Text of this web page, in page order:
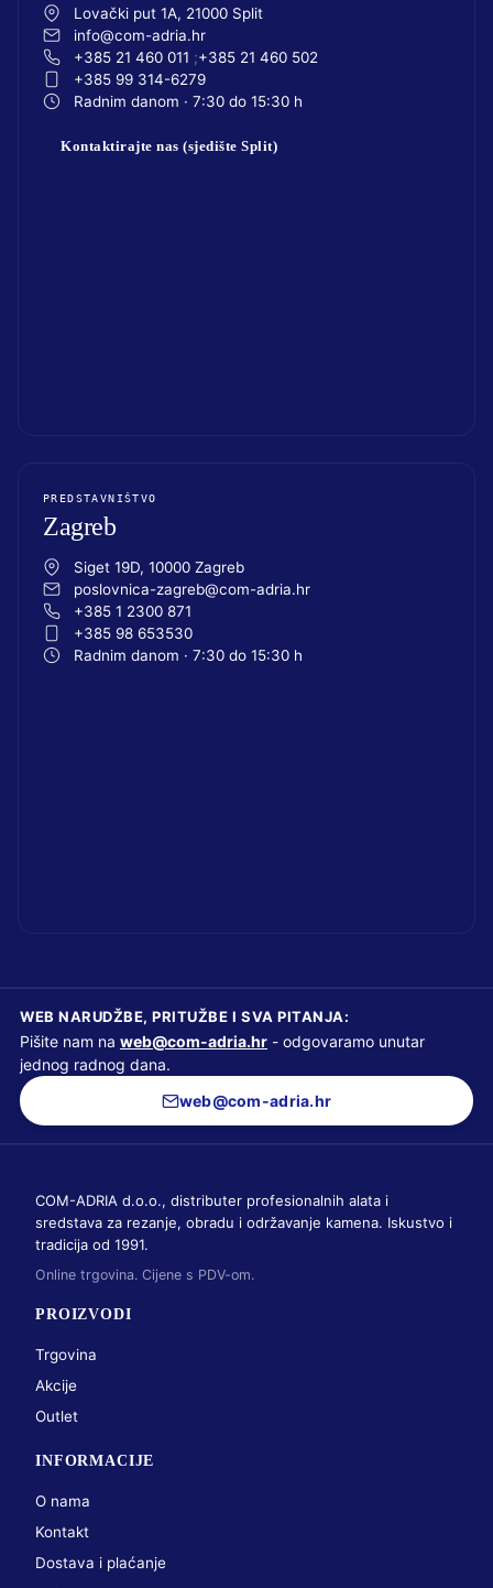
Lovački put 1A, 21000 Split
info@com-adria.hr
+385 21 460 011
+385 21 460 502
+385 99 314-6279
Radnim danom · 7:30 do 15:30 h
Kontaktirajte nas (sjedište Split)
PREDSTAVNIŠTVO
Zagreb
Siget 19D, 10000 Zagreb
poslovnica-zagreb@com-adria.hr
+385 1 2300 871
+385 98 653530
Radnim danom · 7:30 do 15:30 h
WEB NARUDŽBE, PRITUŽBE I SVA PITANJA:
Pišite nam na web@com-adria.hr - odgovaramo unutar
jednog radnog dana.
web@com-adria.hr
COM-ADRIA d.o.o., distributer profesionalnih alata i
sredstava za rezanje, obradu i održavanje kamena. Iskustvo i
tradicija od 1991.
Online trgovina. Cijene s PDV-om.
PROIZVODI
Trgovina
Akcije
Outlet
INFORMACIJE
O nama
Kontakt
Dostava i plaćanje